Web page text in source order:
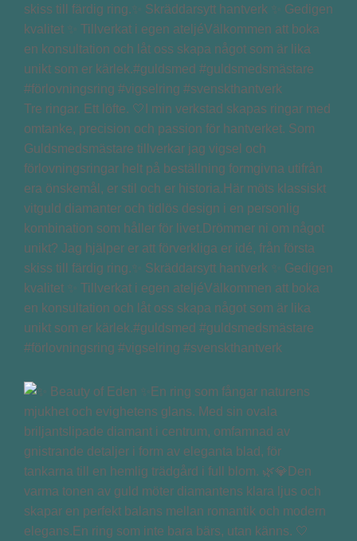
Tre ringar. Ett löfte. 🤍I min verkstad skapas ringar med
omtanke, precision och passion för hantverket. Som
Guldsmedsmästare tillverkar jag vigsel och
förlovningsringar helt på beställning formgivna utifrån
era önskemål, er stil och er historia.Här möts klassiskt
vitguld diamanter och tidlös design i en personlig
kombination som håller för livet.Drömmer ni om något
unikt? Jag hjälper er att förverkliga er idé, från första
skiss till färdig ring.✨ Skräddarsytt hantverk ✨ Gedigen
kvalitet ✨ Tillverkat i egen ateljéVälkommen att boka
en konsultation och låt oss skapa något som är lika
unikt som er kärlek.#guldsmed #guldsmedsmästare
#förlovningsring #vigselring #svenskthantverk